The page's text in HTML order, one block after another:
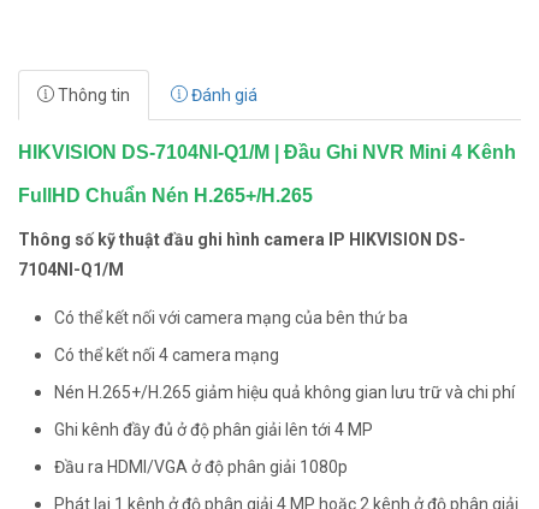
Thông tin Đánh giá
HIKVISION DS-7104NI-Q1/M | Đầu Ghi NVR Mini 4 Kênh
FullHD Chuẩn Nén H.265+/H.265
Thông số kỹ thuật đầu ghi hình camera IP HIKVISION DS-
7104NI-Q1/M
Có thể kết nối với camera mạng của bên thứ ba
Có thể kết nối 4 camera mạng
Nén H.265+/H.265 giảm hiệu quả không gian lưu trữ và chi phí
Ghi kênh đầy đủ ở độ phân giải lên tới 4 MP
Đầu ra HDMI/VGA ở độ phân giải 1080p
Phát lại 1 kênh ở độ phân giải 4 MP hoặc 2 kênh ở độ phân giải